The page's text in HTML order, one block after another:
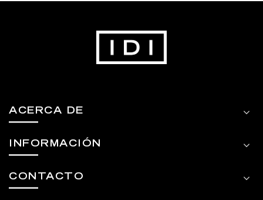
ACERCA DE
INFORMACIÓN
CONTACTO